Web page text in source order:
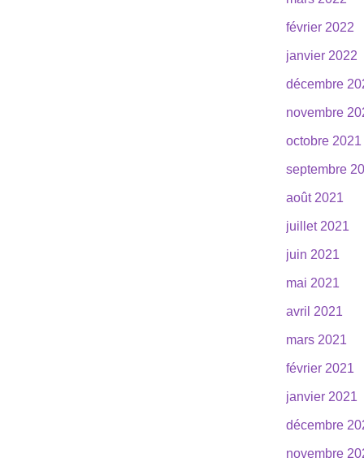
février 2022
janvier 2022
décembre
novembre
octobre 2021
septembre
août 2021
juillet 2021
juin 2021
mai 2021
avril 2021
mars 2021
février 2021
janvier 2021
décembre
novembre